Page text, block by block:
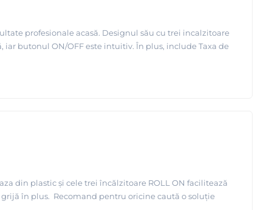
profesionale acasă. Designul său cu trei incalzitoare
butonul ON/OFF este intuitiv. În plus, include Taxa de
din plastic și cele trei încălzitoare ROLL ON facilitează
grijă în plus. Recomand pentru oricine caută o soluție